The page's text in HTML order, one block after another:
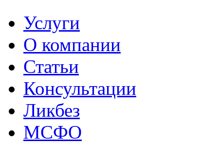
Услуги
О компании
Статьи
Консультации
Ликбез
МСФО